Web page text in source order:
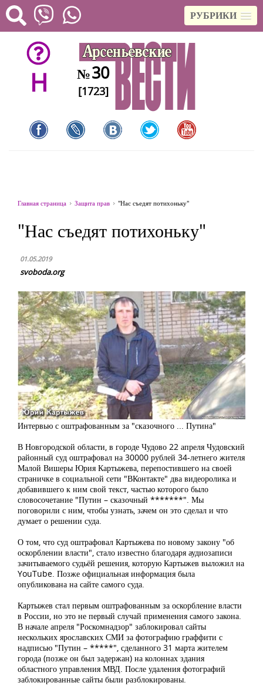
РУБРИКИ
H №30
[1723]
Главная страница Защита прав "Нас съедят потихоньку"
"Нас съедят потихоньку"
01.05.2019
svoboda.org
Интервью с оштрафованным за "сказочного ... Путина"
В Новгородской области, в городе Чудово 22 апреля Чудовский
районный суд оштрафовал на 30000 рублей 34-летнего жителя
Малой Вишеры Юрия Картыжева, перепостившего на своей
страничке в социальной сети "ВКонтакте" два видеоролика и
добавившего к ним свой текст, частью которого было
словосочетание "Путин – сказочный *******". Мы
поговорили с ним, чтобы узнать, зачем он это сделал и что
думает о решении суда.
О том, что суд оштрафовал Картыжева по новому закону "об
оскорблении власти", стало известно благодаря аудиозаписи
зачитываемого судьёй решения, которую Картыжев выложил на
YouTube. Позже официальная информация была
опубликована на сайте самого суда.
Картыжев стал первым оштрафованным за оскорбление власти
в России, но это не первый случай применения самого закона.
В начале апреля "Роскомнадзор" заблокировал сайты
нескольких ярославских СМИ за фотографию граффити с
надписью "Путин – *****", сделанного 31 марта жителем
города (позже он был задержан) на колоннах здания
областного управления МВД. После удаления фотографий
заблокированные сайты были разблокированы.